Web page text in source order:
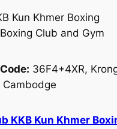
Kun Khmer Boxing
Club and Gym
36F4+4XR,
KKB Kun Khmer